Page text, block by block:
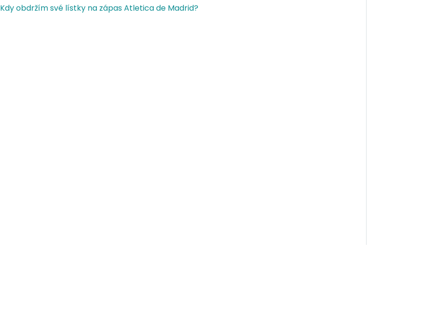
Kdy obdržím své lístky na zápas Atletica de Madrid?